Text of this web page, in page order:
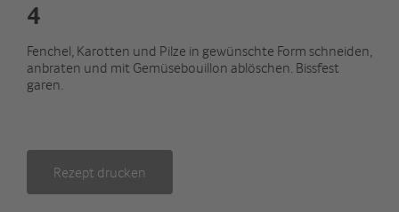
4
Fenchel, Karotten und Pilze in gewünschte Form schneiden,
anbraten und mit Gemüsebouillon ablöschen. Bissfest
garen.
Rezept drucken